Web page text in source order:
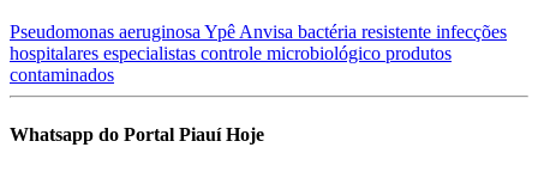
Pseudomonas aeruginosa Ypê Anvisa bactéria resistente infecções
hospitalares especialistas controle microbiológico produtos
contaminados
Whatsapp do Portal Piauí Hoje